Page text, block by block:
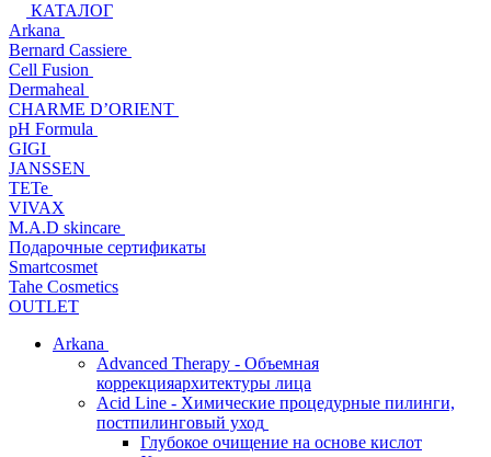
КАТАЛОГ
Arkana
Bernard Cassiere
Cell Fusion
Dermaheal
CHARME D’ORIENT
pH Formula
GIGI
JANSSEN
TETe
VIVAX
M.A.D skincare
Подарочные сертификаты
Smartcosmet
Tahe Cosmetics
OUTLET
Arkana
Advanced Therapy - Объемная
коррекцияархитектуры лица
Acid Line - Химические процедурные пилинги,
постпилинговый уход
Глубокое очищение на основе кислот